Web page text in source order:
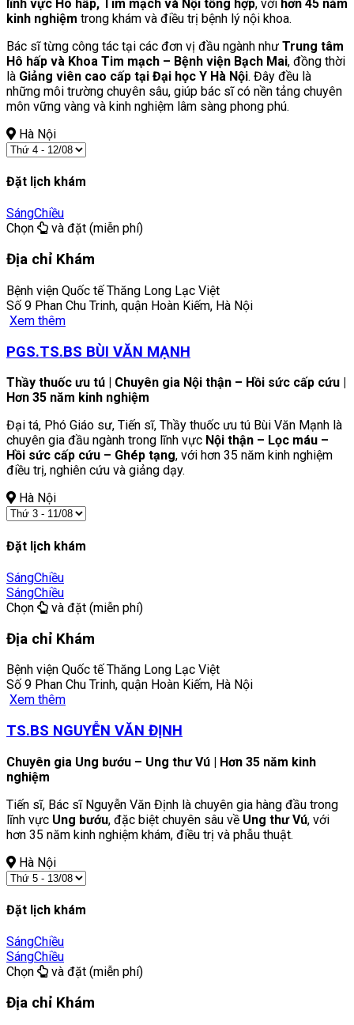
lĩnh vực Hô hấp, Tim mạch và Nội tổng hợp, với hơn 45 năm
kinh nghiệm trong khám và điều trị bệnh lý nội khoa.
Bác sĩ từng công tác tại các đơn vị đầu ngành như Trung tâm
Hô hấp và Khoa Tim mạch – Bệnh viện Bạch Mai, đồng thời
là Giảng viên cao cấp tại Đại học Y Hà Nội. Đây đều là
những môi trường chuyên sâu, giúp bác sĩ có nền tảng chuyên
môn vững vàng và kinh nghiệm lâm sàng phong phú.
Hà Nội
Đặt lịch khám
SángChiều
Chọn
và đặt (miễn phí)
Địa chỉ Khám
Bệnh viện Quốc tế Thăng Long Lạc Việt
Số 9 Phan Chu Trinh, quận Hoàn Kiếm, Hà Nội
Xem thêm
PGS.TS.BS BÙI VĂN MẠNH
Thầy thuốc ưu tú | Chuyên gia Nội thận – Hồi sức cấp cứu |
Hơn 35 năm kinh nghiệm
Đại tá, Phó Giáo sư, Tiến sĩ, Thầy thuốc ưu tú Bùi Văn Mạnh là
chuyên gia đầu ngành trong lĩnh vực Nội thận – Lọc máu –
Hồi sức cấp cứu – Ghép tạng, với hơn 35 năm kinh nghiệm
điều trị, nghiên cứu và giảng dạy.
Hà Nội
Đặt lịch khám
SángChiều
SángChiều
Chọn
và đặt (miễn phí)
Địa chỉ Khám
Bệnh viện Quốc tế Thăng Long Lạc Việt
Số 9 Phan Chu Trinh, quận Hoàn Kiếm, Hà Nội
Xem thêm
TS.BS NGUYỄN VĂN ĐỊNH
Chuyên gia Ung bướu – Ung thư Vú | Hơn 35 năm kinh
nghiệm
Tiến sĩ, Bác sĩ Nguyễn Văn Định là chuyên gia hàng đầu trong
lĩnh vực Ung bướu, đặc biệt chuyên sâu về Ung thư Vú, với
hơn 35 năm kinh nghiệm khám, điều trị và phẫu thuật.
Hà Nội
Đặt lịch khám
SángChiều
SángChiều
Chọn
và đặt (miễn phí)
Địa chỉ Khám